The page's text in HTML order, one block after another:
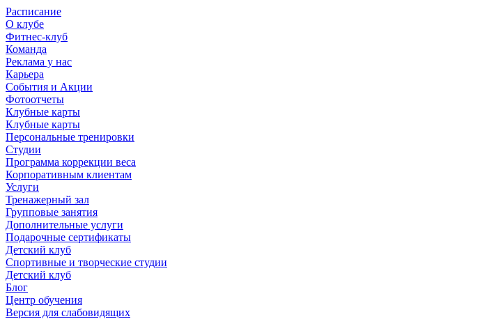
Расписание
О клубе
Фитнес-клуб
Команда
Реклама у нас
Карьера
События и Акции
Фотоотчеты
Клубные карты
Клубные карты
Персональные тренировки
Студии
Программа коррекции веса
Корпоративным клиентам
Услуги
Тренажерный зал
Групповые занятия
Дополнительные услуги
Подарочные сертификаты
Детский клуб
Спортивные и творческие студии
Детский клуб
Блог
Центр обучения
Версия для слабовидящих